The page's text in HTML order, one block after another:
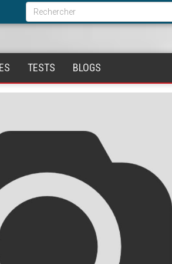
Formulaire
de
recherche
Rechercher
TESTS BLOGS